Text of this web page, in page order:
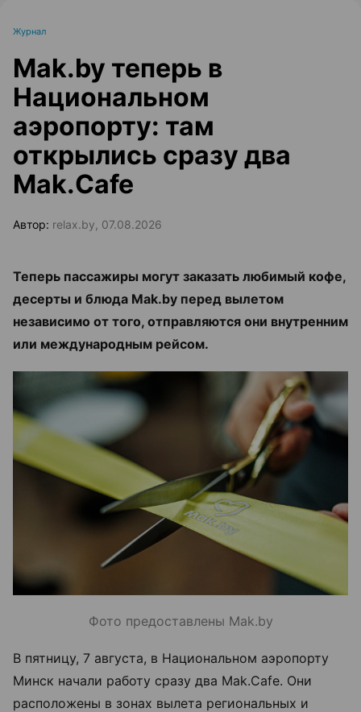
Журнал
Mak.by теперь в
Национальном
аэропорту: там
открылись сразу два
Mak.Cafe
Автор: relax.by, 07.08.2026
Теперь пассажиры могут заказать любимый кофе,
десерты и блюда Mak.by перед вылетом
независимо от того, отправляются они внутренним
или международным рейсом.
Фото предоставлены Mak.by
В пятницу, 7 августа, в Национальном аэропорту
Минск начали работу сразу два Mak.Cafe. Они
расположены в зонах вылета региональных и